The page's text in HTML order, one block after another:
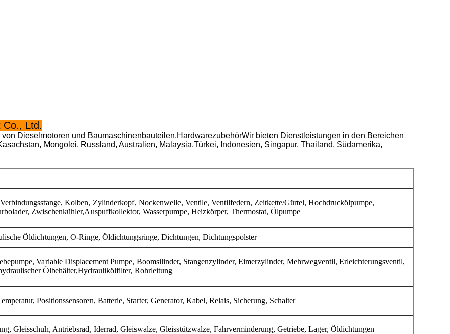
Co., Ltd.
Dieselmotoren und Baumaschinenbauteilen.HardwarezubehörWir bieten Dienstleistungen in den Bereichen
Mongolei, Russland, Australien, Malaysia,Türkei, Indonesien, Singapur, Thailand, Südamerika,
Kolben, Zylinderkopf, Nockenwelle, Ventile, Ventilfedern, Zeitkette/Gürtel, Hochdruckölpumpe,
Zwischenkühler,Auspuffkollektor, Wasserpumpe, Heizkörper, Thermostat, Ölpumpe
Öldichtungen, O-Ringe, Öldichtungsringe, Dichtungen, Dichtungspolster
Variable Displacement Pumpe, Boomsilinder, Stangenzylinder, Eimerzylinder, Mehrwegventil, Erleichterungsventil,
Ölbehälter,Hydraulikölfilter, Rohrleitung
Positionssensoren, Batterie, Starter, Generator, Kabel, Relais, Sicherung, Schalter
Gleisschuh, Antriebsrad, Iderrad, Gleiswalze, Gleisstützwalze, Fahrverminderung, Getriebe, Lager, Öldichtungen